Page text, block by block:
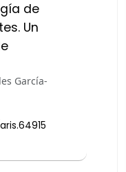
de
Un
García-